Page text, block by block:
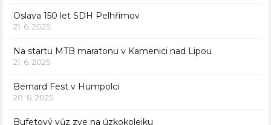
Oslava 150 let SDH Pelhřimov
21. 6. 2025
Na startu MTB maratonu v Kamenici nad Lipou
21. 6. 2025
Bernard Fest v Humpolci
20. 6. 2025
Bufetový vůz zve na úzkokolejku